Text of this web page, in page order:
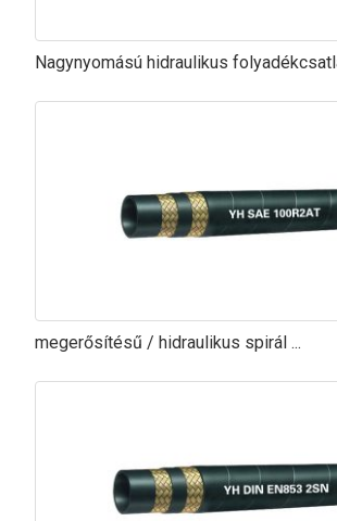
Nagynyomású hidraulikus
megerősítésű / hidraulikus spirál ...